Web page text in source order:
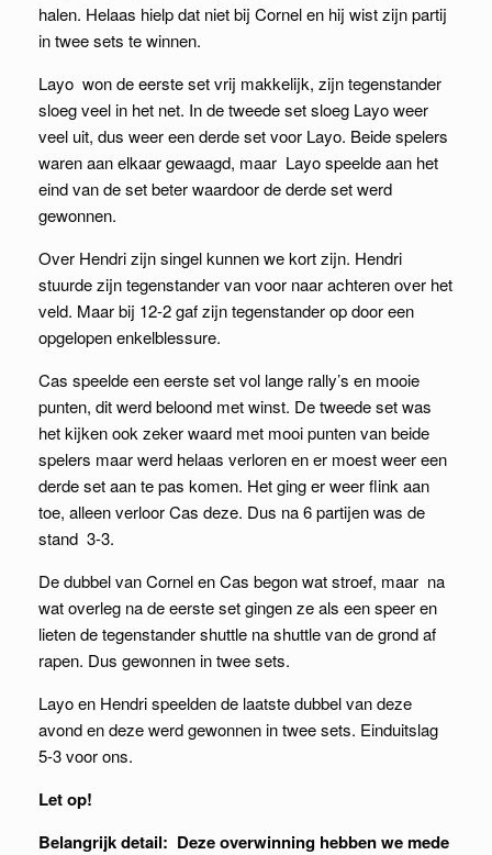
halen. Helaas hielp dat niet bij Cornel en hij wist zijn partij
in twee sets te winnen.
Layo won de eerste set vrij makkelijk, zijn tegenstander
sloeg veel in het net. In de tweede set sloeg Layo weer
veel uit, dus weer een derde set voor Layo. Beide spelers
waren aan elkaar gewaagd, maar Layo speelde aan het
eind van de set beter waardoor de derde set werd
gewonnen.
Over Hendri zijn singel kunnen we kort zijn. Hendri
stuurde zijn tegenstander van voor naar achteren over het
veld. Maar bij 12-2 gaf zijn tegenstander op door een
opgelopen enkelblessure.
Cas speelde een eerste set vol lange rally’s en mooie
punten, dit werd beloond met winst. De tweede set was
het kijken ook zeker waard met mooi punten van beide
spelers maar werd helaas verloren en er moest weer een
derde set aan te pas komen. Het ging er weer flink aan
toe, alleen verloor Cas deze. Dus na 6 partijen was de
stand 3-3.
De dubbel van Cornel en Cas begon wat stroef, maar na
wat overleg na de eerste set gingen ze als een speer en
lieten de tegenstander shuttle na shuttle van de grond af
rapen. Dus gewonnen in twee sets.
Layo en Hendri speelden de laatste dubbel van deze
avond en deze werd gewonnen in twee sets. Einduitslag
5-3 voor ons.
Let op!
Belangrijk detail: Deze overwinning hebben we mede